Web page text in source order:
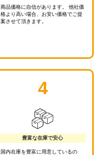
商品価格に自信があります。 他社価
格より高い場合、お安い価格でご提
案させて頂きます。
4
豊富な在庫で安心
国内在庫を豊富に用意しているの